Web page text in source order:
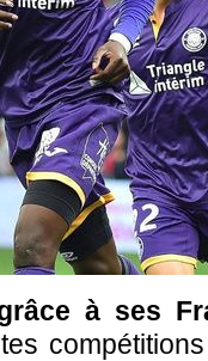
à ses